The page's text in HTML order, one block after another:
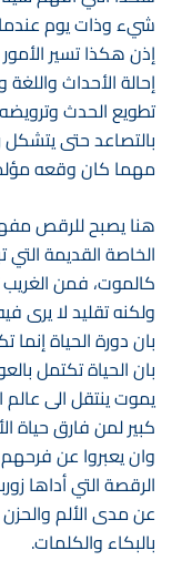
شيء وذات يوم
إذن هكذا تسير
إحالة الأحداث
تطويع الحدث
بالتصاعد حتى
مهما كان وقعه
هنا يصبح للرقص
الخاصة القديمة
كالموت، فمن
ولكنه تقليد لا يرى
بان دورة الحياة
بان الحياة تكتمل
يموت ينتقل الى
كبير لمن فارق حياة
وان يعبروا عن فرحهم
الرقصة التي أداها
عن مدى الألم والحزن
بالبكاء والكلمات.